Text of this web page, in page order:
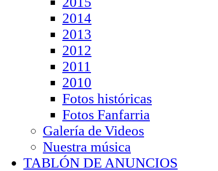
2014
2013
2012
2011
2010
Fotos históricas
Fotos Fanfarria
Galería de Videos
Nuestra música
TABLÓN DE ANUNCIOS